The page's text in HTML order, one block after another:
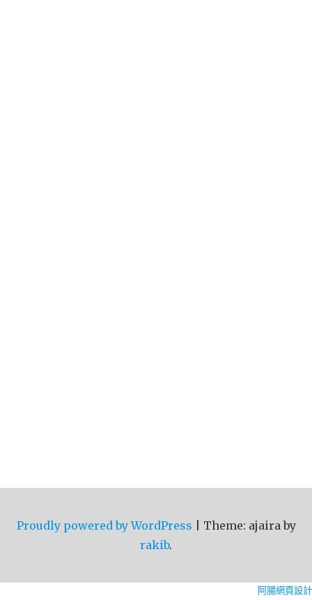
Proudly powered by WordPress
Theme: ajaira by
rakib.
阿腸網頁設計